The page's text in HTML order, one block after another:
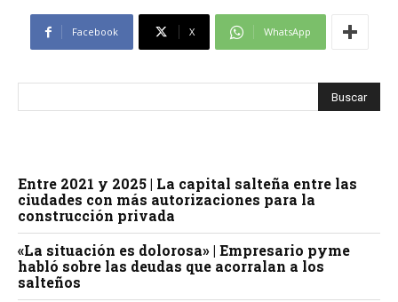
Facebook X WhatsApp
Entre 2021 y 2025 | La capital salteña entre las
ciudades con más autorizaciones para la
construcción privada
«La situación es dolorosa» | Empresario pyme
habló sobre las deudas que acorralan a los
salteños